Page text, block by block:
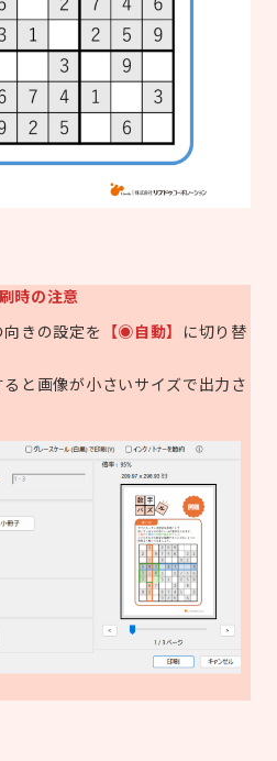
時の注意
きの設定を 【◉自動】 に切り替
と画像が小さいサイズで出力さ